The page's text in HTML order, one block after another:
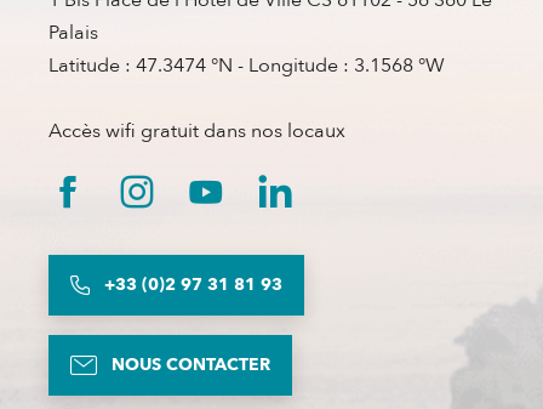
Palais
Latitude : 47.3474 °N - Longitude : 3.1568 °W
Accès wifi gratuit dans nos locaux
+33 (0)2 97 31 81 93
NOUS CONTACTER